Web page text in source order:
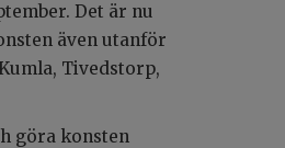
Det är nu
även utanför
Tivedstorp,
göra konsten